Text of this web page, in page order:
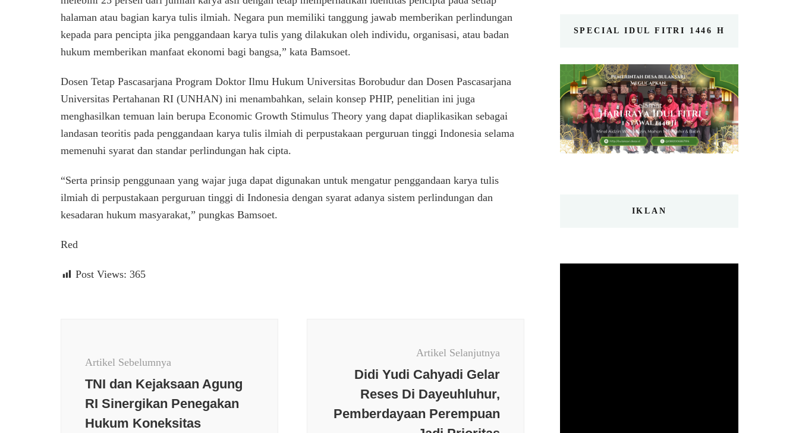
halaman atau bagian karya tulis ilmiah. Negara pun memiliki tanggung jawab memberikan perlindungan
kepada para pencipta jika penggandaan karya tulis yang dilakukan oleh individu, organisasi, atau badan
hukum memberikan manfaat ekonomi bagi bangsa,” kata Bamsoet.
Dosen Tetap Pascasarjana Program Doktor Ilmu Hukum Universitas Borobudur dan Dosen Pascasarjana
Universitas Pertahanan RI (UNHAN) ini menambahkan, selain konsep PHIP, penelitian ini juga
menghasilkan temuan lain berupa Economic Growth Stimulus Theory yang dapat diaplikasikan sebagai
landasan teoritis pada penggandaan karya tulis ilmiah di perpustakaan perguruan tinggi Indonesia selama
memenuhi syarat dan standar perlindungan hak cipta.
“Serta prinsip penggunaan yang wajar juga dapat digunakan untuk mengatur penggandaan karya tulis
ilmiah di perpustakaan perguruan tinggi di Indonesia dengan syarat adanya sistem perlindungan dan
kesadaran hukum masyarakat,” pungkas Bamsoet.
Red
Post Views: 365
Artikel Sebelumnya
TNI dan Kejaksaan Agung
RI Sinergikan Penegakan
Hukum Koneksitas
Artikel Selanjutnya
Didi Yudi Cahyadi Gelar
Reses Di Dayeuhluhur,
Pemberdayaan Perempuan
Berita terkini Budaya
SPECIAL IDUL FITRI 1446 H
IKLAN